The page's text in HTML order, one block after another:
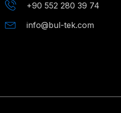
+90 552 280 39 74
info@bul-tek.com